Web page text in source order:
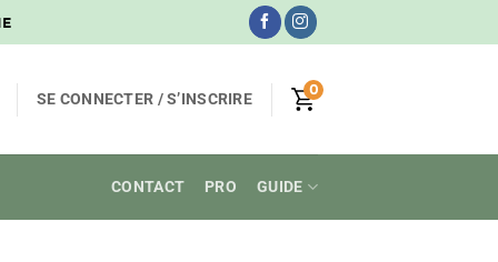
SE CONNECTER / S’INSCRIRE 0
CONTACT PRO GUIDE